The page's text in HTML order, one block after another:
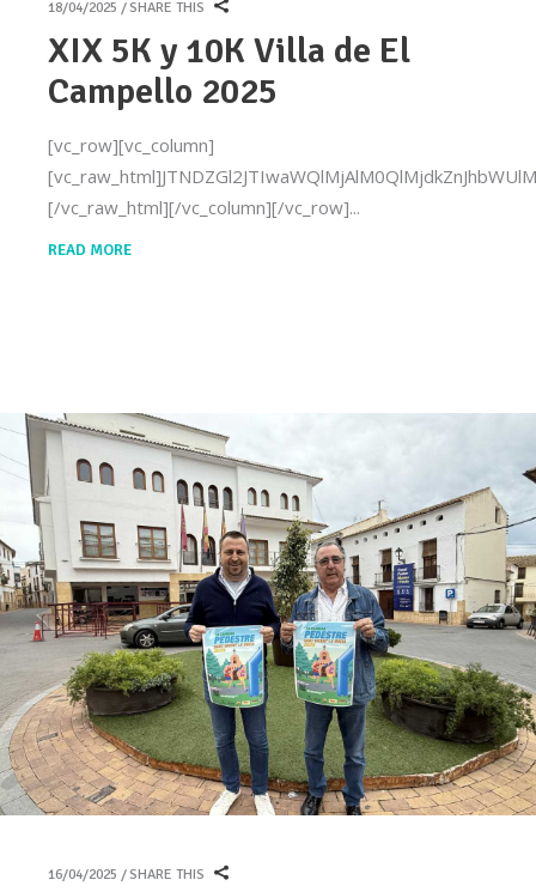
18/04/2025 SHARE THIS
XIX 5K y 10K Villa de El
Campello 2025
[vc_row][vc_column]
[/vc_raw_html][/vc_column][/vc_row]
READ MORE
16/04/2025 SHARE THIS